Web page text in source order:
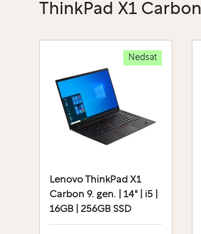
ThinkPad X1 Carbon
Nedsat
Lenovo ThinkPad X1
Carbon 9. gen. | 14" | i5 |
16GB | 256GB SSD